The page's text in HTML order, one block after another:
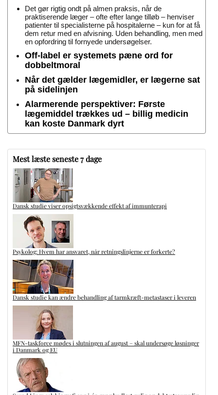
Det gør rigtig ondt på almen praksis, når de
praktiserende læger – ofte efter lange tilløb – henviser
patienter til specialisterne på hospitalerne – kun for at få
dem retur med en afvisning. Uden behandling, men med
en opfordring til fornyede undersøgelser.
Off-label er systemets pæne ord for
dobbeltmoral
Når det gælder lægemidler, er lægerne sat
på sidelinjen
Alarmerende perspektiver: Første
lægemiddel trækkes ud – billig medicin
kan koste Danmark dyrt
Mest læste seneste 7 dage
Dansk studie viser opsigtsvækkende effekt af immunterapi
Psykolog: Hvem har ansvaret, når retningslinjerne er forkerte?
Dansk studie kan ændre behandling af tarmkræft-metastaser i leveren
MFN-taskforce mødes i slutningen af august – skal undersøge løsninger
i Danmark og EU